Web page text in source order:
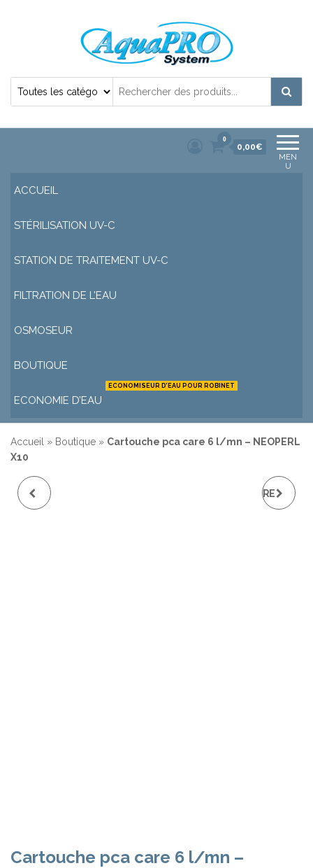
Désinfection Uv de l'eau | Filtration et
MEN
U
0
0,00€
ACCUEIL
STÉRILISATION UV-C
STATION DE TRAITEMENT UV-C
FILTRATION DE L’EAU
OSMOSEUR
BOUTIQUE
ECONOMIE D’EAU
ECONOMISEUR D’EAU POUR ROBINET
Accueil » Boutique » Cartouche pca care 6 l/mn – NEOPERL
X10
CARTOUCHE PCA CARE
Cartouche pca care 6 l/mn –